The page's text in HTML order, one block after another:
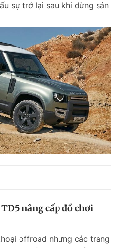
sự trở lại sau khi dừng sản
nâng cấp đồ chơi
offroad nhưng các trang